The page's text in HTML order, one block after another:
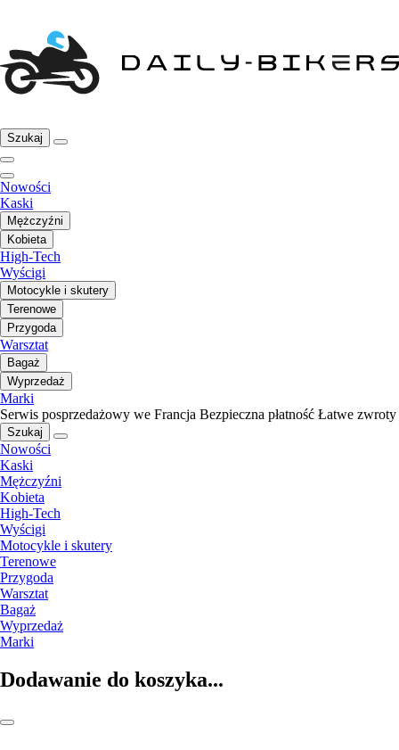
Szukaj
Nowości
Kaski
Mężczyźni
Kobieta
High-Tech
Wyścigi
Motocykle i skutery
Terenowe
Przygoda
Warsztat
Bagaż
Wyprzedaż
Marki
Serwis posprzedażowy we Francja Bezpieczna płatność Łatwe zwroty
Szukaj
Nowości
Kaski
Mężczyźni
Kobieta
High-Tech
Wyścigi
Motocykle i skutery
Terenowe
Przygoda
Warsztat
Bagaż
Wyprzedaż
Marki
Dodawanie do koszyka...